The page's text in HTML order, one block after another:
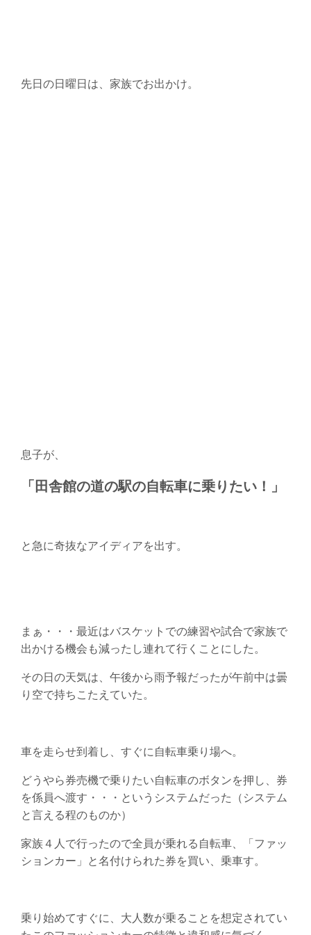
先日の日曜日は、家族でお出かけ。
息子が、
「田舎館の道の駅の自転車に乗りたい！」
と急に奇抜なアイディアを出す。
まぁ・・・最近はバスケットでの練習や試合で家族で
出かける機会も減ったし連れて行くことにした。
その日の天気は、午後から雨予報だったが午前中は曇
り空で持ちこたえていた。
車を走らせ到着し、すぐに自転車乗り場へ。
どうやら券売機で乗りたい自転車のボタンを押し、券
を係員へ渡す・・・というシステムだった（システム
と言える程のものか）
家族４人で行ったので全員が乗れる自転車、「ファッ
ションカー」と名付けられた券を買い、乗車す。
乗り始めてすぐに、大人数が乗ることを想定されてい